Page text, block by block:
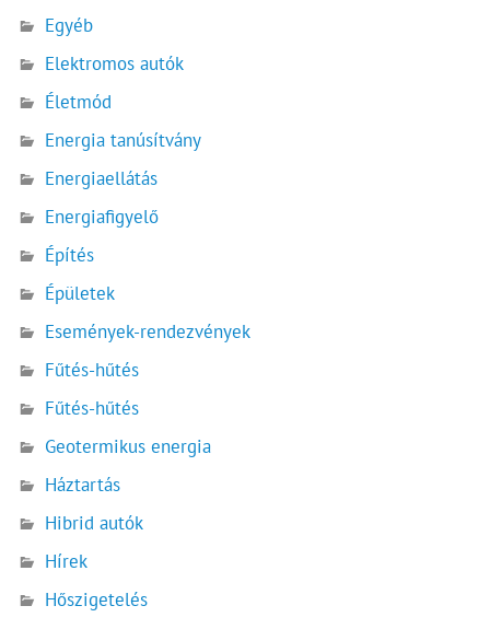
Egyéb
Elektromos autók
Életmód
Energia tanúsítvány
Energiaellátás
Energiafigyelő
Építés
Épületek
Események-rendezvények
Fűtés-hűtés
Fűtés-hűtés
Geotermikus energia
Háztartás
Hibrid autók
Hírek
Hőszigetelés